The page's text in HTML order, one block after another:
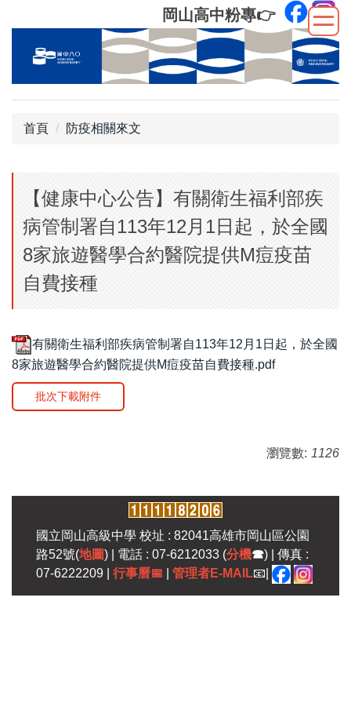
到
內
岡山高中粉專👉
首頁 防疫相關來文
【健康中心公告】有關衛生福利部疾
病管制署自113年12月1日起，於全國
8家旅遊醫學合約醫院提供M痘疫苗
自費接種
有關衛生福利部疾病管制署自113年12月1日起，於全國
8家旅遊醫學合約醫院提供M痘疫苗自費接種.pdf
批次下載附件
瀏覽數: 1126
國立岡山高級中學 校址 : 82041高雄市岡山區公園
路52號(地圖) | 電話 : 07-6212033 (分機☎) | 傳真 :
07-6222209 | 行事曆📅 管理者E-MAIL📧|